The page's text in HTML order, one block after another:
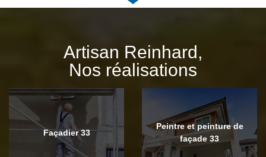
Artisan Reinhard,
Nos réalisations
Façadier 33
Peintre et peinture de
façade 33